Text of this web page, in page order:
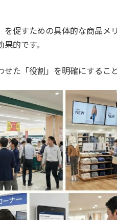
を促すための具体的な商品メ
的です。
せた「役割」を明確にするこ